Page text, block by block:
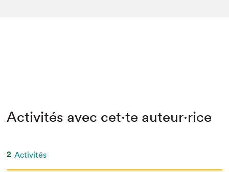
Activités avec cet·te auteur·rice
2 Activités